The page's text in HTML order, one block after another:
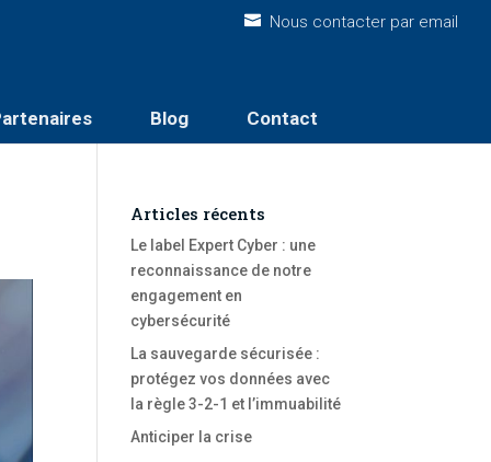
Nous contacter par email
Blog Contact
Articles récents
Le label Expert Cyber : une
reconnaissance de notre
engagement en
cybersécurité
La sauvegarde sécurisée :
protégez vos données avec
la règle 3-2-1 et l’immuabilité
Anticiper la crise